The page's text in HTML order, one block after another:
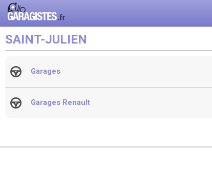
SAINT-JULIEN
Garages
Garages Renault